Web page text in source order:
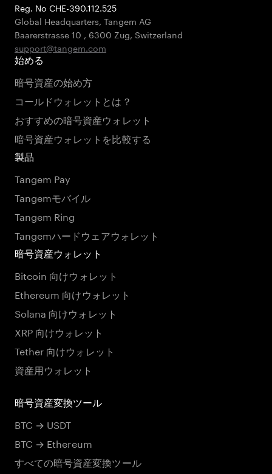
Reg. No CHE-390.112.525
Global Headquarters, Tangem AG
Baarerstrasse 10 , 6300 Zug, Switzerland
support@tangem.com
始める
暗号資産の始め方
コールドウォレットとは？
おすすめの暗号資産ウォレット
暗号資産ウォレットを比較する
製品
Tangem Pay
Tangemモバイル
Tangem Ring
Tangemハードウェアウォレット
暗号資産ウォレット
Bitcoin 向けウォレット
Ethereum 向けウォレット
Solana 向けウォレット
XRP 向けウォレット
Tether 向けウォレット
資産用ウォレット
暗号資産変換ツール
BTC → USDT
BTC → Ethereum
すべての暗号資産変換ツール